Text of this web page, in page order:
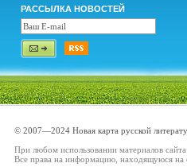
РАССЫЛКА НОВОСТЕЙ
© 2007—2024 Новая карта русской
При любом использовании материалов сайта
Все права на информацию, находящуюся на